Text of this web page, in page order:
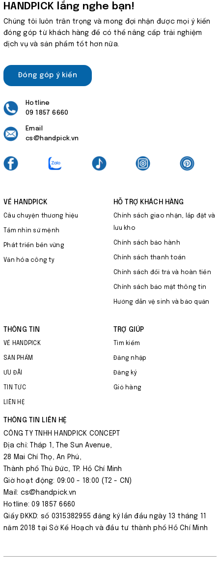
HANDPICK lắng nghe bạn!
Chúng tôi luôn trân trọng và mong đợi nhận được mọi ý kiến
đóng góp từ khách hàng để có thể nâng cấp trải nghiệm
dịch vụ và sản phẩm tốt hơn nữa.
Đóng góp ý kiến
Hotline
09 1857 6660
Email
cs@handpick.vn
VỀ HANDPICK
Câu chuyện thương hiệu
Tầm nhìn sứ mệnh
Phát triển bền vững
Văn hóa công ty
HỖ TRỢ KHÁCH HÀNG
Chính sách giao nhận, lắp đặt và
lưu kho
Chính sách bảo hành
Chính sách thanh toán
Chính sách đổi trả và hoàn tiền
Chính sách bảo mật thông tin
Hướng dẫn vệ sinh và bảo quản
THÔNG TIN
VỀ HANDPICK
SẢN PHẨM
ƯU ĐÃI
TIN TỨC
LIÊN HỆ
TRỢ GIÚP
Tìm kiếm
Đăng nhập
Đăng ký
Giỏ hàng
THÔNG TIN LIÊN HỆ
CÔNG TY TNHH HANDPICK CONCEPT
Địa chỉ: Tháp 1, The Sun Avenue,
28 Mai Chí Thọ, An Phú,
Thành phố Thủ Đức, TP. Hồ Chí Minh
Giờ hoạt động: 09:00 - 18:00 (T2 - CN)
Mail: cs@handpick.vn
Hotline: 09 1857 6660
Giấy ĐKKD: số 0315382955 đăng ký lần đầu ngày 13 tháng 11
năm 2018 tại Sở Kế Hoạch và đầu tư thành phố Hồ Chí Minh